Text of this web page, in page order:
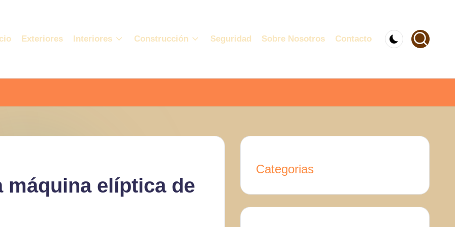
Exteriores Interiores Construcción Seguridad Sobre Nosotros Contacto
máquina elíptica de
Categorias